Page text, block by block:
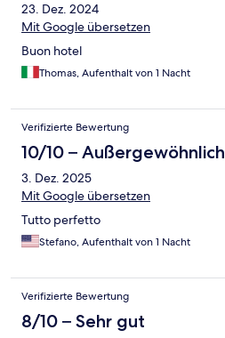
23. Dez. 2024
Mit Google übersetzen
Buon hotel
Thomas, Aufenthalt von 1 Nacht
Verifizierte Bewertung
10/10 – Außergewöhnlich
3. Dez. 2025
Mit Google übersetzen
Tutto perfetto
Stefano, Aufenthalt von 1 Nacht
Verifizierte Bewertung
8/10 – Sehr gut